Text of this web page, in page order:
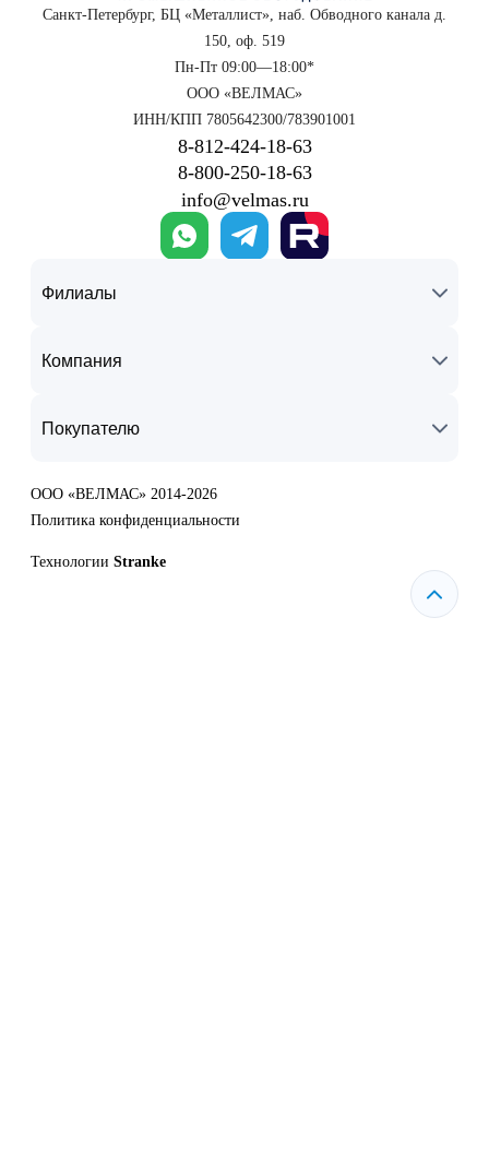
Санкт-Петербург, БЦ «Металлист», наб. Обводного канала д.
150, оф. 519
Пн-Пт 09:00—18:00*
ООО «ВЕЛМАС»
ИНН/КПП 7805642300/783901001
8‑812‑424‑18‑63
8‑800‑250‑18‑63
info@velmas.ru
Филиалы
Компания
Покупателю
ООО «ВЕЛМАС» 2014-2026
Политика конфиденциальности
Технологии Stranke